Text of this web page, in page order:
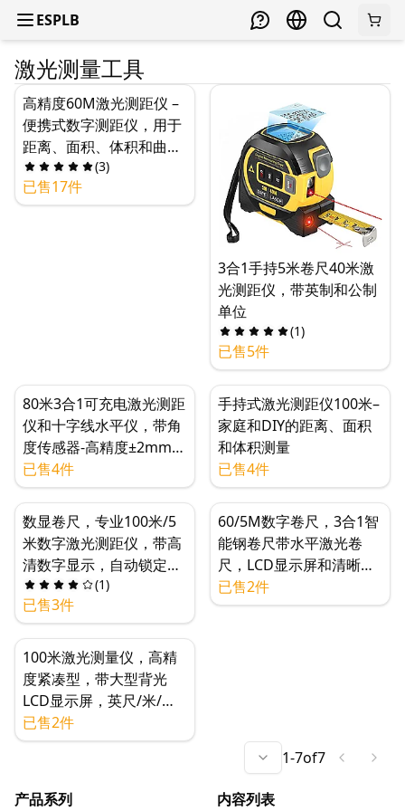
ESPLB
激光测量工具
高精度60M激光测距仪 –
便携式数字测距仪，用于
距离、面积、体积和曲面
测量，IPX54坚固设计
(3)
已售17件
3合1手持5米卷尺40米激
光测距仪，带英制和公制
单位
(1)
已售5件
80米3合1可充电激光测距
仪和十字线水平仪，带角
度传感器-高精度±2mm，
适用于家庭DIY
已售4件
手持式激光测距仪100米–
家庭和DIY的距离、面积
和体积测量
已售4件
数显卷尺，专业100米/5
米数字激光测距仪，带高
清数字显示，自动锁定，
阵列存储和磁性钩设计功
能
(1)
已售3件
60/5M数字卷尺，3合1智
能钢卷尺带水平激光卷
尺，LCD显示屏和清晰的
测量数据
已售2件
100米激光测量仪，高精
度紧凑型，带大型背光
LCD显示屏，英尺/米/英
寸切换，带2个气泡水平
仪
已售2件
1-7of7
产品系列 内容列表